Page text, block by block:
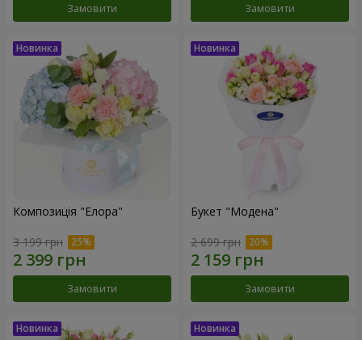
Замовити Замовити
Композиція "Елора"
3 199 грн
Замовити
Букет "Модена"
2 699 грн
Замовити